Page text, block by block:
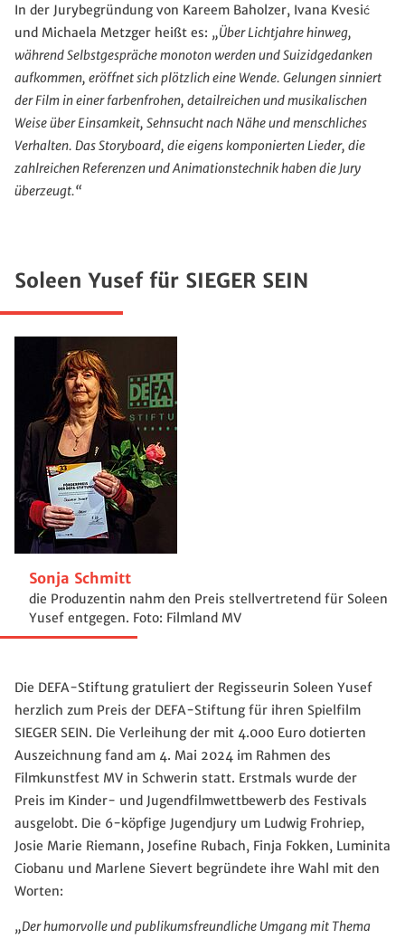
In der Jurybegründung von Kareem Baholzer, Ivana Kvesić
und Michaela Metzger heißt es: „Über Lichtjahre hinweg,
während Selbstgespräche monoton werden und Suizidgedanken
aufkommen, eröffnet sich plötzlich eine Wende. Gelungen sinniert
der Film in einer farbenfrohen, detailreichen und musikalischen
Weise über Einsamkeit, Sehnsucht nach Nähe und menschliches
Verhalten. Das Storyboard, die eigens komponierten Lieder, die
zahlreichen Referenzen und Animationstechnik haben die Jury
überzeugt.“
Soleen Yusef für SIEGER SEIN
Sonja Schmitt
die Produzentin nahm den Preis stellvertretend für Soleen
Yusef entgegen. Foto: Filmland MV
Die DEFA-Stiftung gratuliert der Regisseurin Soleen Yusef
herzlich zum Preis der DEFA-Stiftung für ihren Spielfilm
SIEGER SEIN. Die Verleihung der mit 4.000 Euro dotierten
Auszeichnung fand am 4. Mai 2024 im Rahmen des
Filmkunstfest MV in Schwerin statt. Erstmals wurde der
Preis im Kinder- und Jugendfilmwettbewerb des Festivals
ausgelobt. Die 6-köpfige Jugendjury um Ludwig Frohriep,
Josie Marie Riemann, Josefine Rubach, Finja Fokken, Luminita
Ciobanu und Marlene Sievert begründete ihre Wahl mit den
Worten:
„Der humorvolle und publikumsfreundliche Umgang mit Thema